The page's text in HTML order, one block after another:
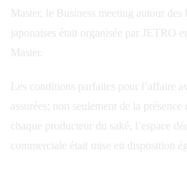
Master, le Business meeting autour des
japonaises était organisée par JETRO
Master.
Les conditions parfaites pour l’affaire
assurées; non seulement de la présence
chaque producteur du saké, l’espace
commerciale était mise en disposition